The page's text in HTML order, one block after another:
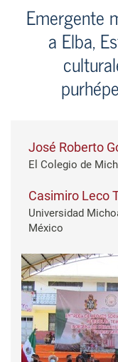
Emergente
a Elba,
José Roberto
El Colegio de
Casimiro Leco
Universidad
México
Barra lateral